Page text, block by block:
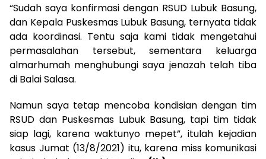
“Sudah saya konfirmasi dengan RSUD Lubuk Basung,
dan Kepala Puskesmas Lubuk Basung, ternyata tidak
ada koordinasi. Tentu saja kami tidak mengetahui
permasalahan tersebut, sementara keluarga
almarhumah menghubungi saya jenazah telah tiba
di Balai Salasa.
Namun saya tetap mencoba kondisian dengan tim
RSUD dan Puskesmas Lubuk Basung, tapi tim tidak
siap lagi, karena waktunyo mepet”, itulah kejadian
kasus Jumat (13/8/2021) itu, karena miss komunikasi